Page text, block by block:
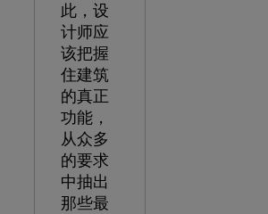
此，设
计师应
该把握
住建筑
的真正
功能，
从众多
的要求
中抽出
那些最